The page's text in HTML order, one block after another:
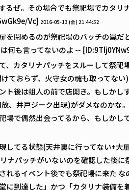
るぜ。その場合でも祭祀場でカタリ
Vc] 2016-05-13 (金) 21:44:52
を閉めるのが祭祀場のパッチの罠だ
何も言ってないのよ --
、カタリナパッチをスルーして祭祀
ておらず、火守女の魂も取ってない
ト後は蛆人の前で店開き。もしかし
、井戸ジーク出現)がダメなのかな
場で偶然出会ってるから、もしか
してる状態(天井裏に行ってない+大
ナパッチがいないのを確認した後に
れるイベント後でも祭祀場に来た
に到達した」かつ「カタリナ装備を